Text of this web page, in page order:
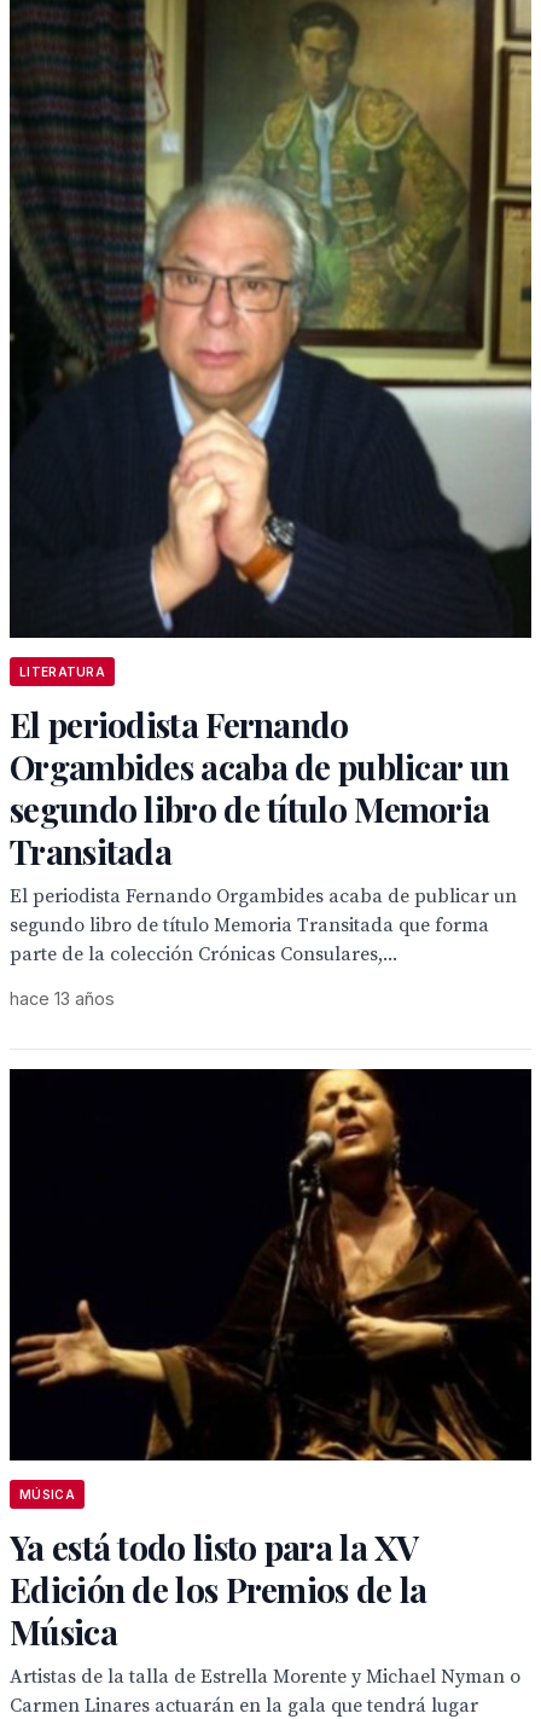
LITERATURA
El periodista Fernando
Orgambides acaba de publicar un
segundo libro de título Memoria
Transitada
El periodista Fernando Orgambides acaba de publicar un
segundo libro de título Memoria Transitada que forma
parte de la colección Crónicas Consulares,...
hace 13 años
MÚSICA
Ya está todo listo para la XV
Edición de los Premios de la
Música
Artistas de la talla de Estrella Morente y Michael Nyman o
Carmen Linares actuarán en la gala que tendrá lugar